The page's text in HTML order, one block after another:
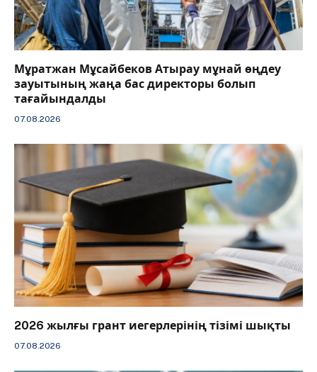
Мұратжан Мұсайбеков Атырау мұнай өңдеу
зауытының жаңа бас директоры болып
тағайындалды
07.08.2026
2026 жылғы грант иегерлерінің тізімі шықты
07.08.2026